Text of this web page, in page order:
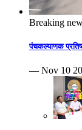
Breaking
पंचकल्याणक
— Nov 10